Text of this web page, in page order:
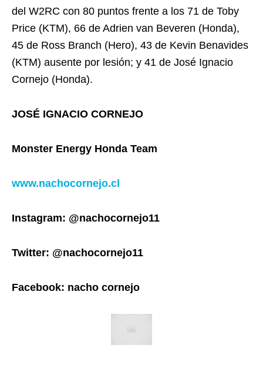
del W2RC con 80 puntos frente a los 71 de Toby
Price (KTM), 66 de Adrien van Beveren (Honda),
45 de Ross Branch (Hero), 43 de Kevin Benavides
(KTM) ausente por lesión; y 41 de José Ignacio
Cornejo (Honda).
JOSÉ IGNACIO CORNEJO
Monster Energy Honda Team
www.nachocornejo.cl
Instagram: @nachocornejo11
Twitter: @nachocornejo11
Facebook: nacho cornejo